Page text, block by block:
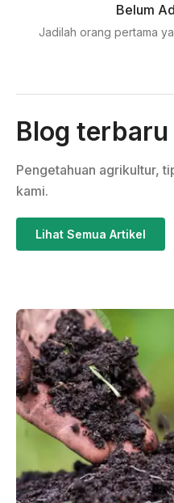
Belum
Jadilah orang pertama
Blog terbaru
Pengetahuan agrikultur,
kami.
Lihat Semua Artikel